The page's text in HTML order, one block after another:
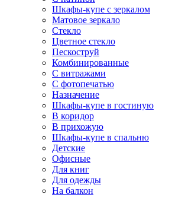
Шкафы-купе с зеркалом
Матовое зеркало
Стекло
Цветное стекло
Пескоструй
Комбинированные
С витражами
С фотопечатью
Назначение
Шкафы-купе в гостиную
В коридор
В прихожую
Шкафы-купе в спальню
Детские
Офисные
Для книг
Для одежды
На балкон